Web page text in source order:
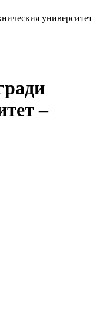
университет –
–